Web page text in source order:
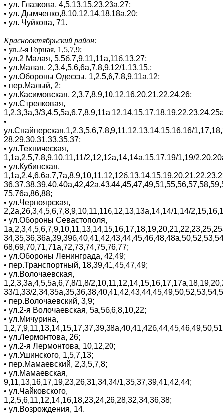
• ул. Глазкова, 4,5,13,15,23,23а,27;
• ул. Дымченко,8,10,12,14,18,18а,20;
• ул. Чуйкова, 71.
Краснооктябрьский район:
• ул.2-я Горная, 1,5,7,9;
• ул.2 Малая, 5,5б,7,9,11,11а,11б,13,27;
• ул.Малая, 2,3,4,5,6,6а,7,8,9,12/1,13,15,;
• ул.Обороны Одессы, 1,2,5,6,7,8,9,11а,12;
• пер.Малый, 2;
• ул.Касимовская, 2,3,7,8,9,10,12,16,20,21,22,24,26;
• ул.Стрелковая,
1,2,3,3а,3/
•
ул.Снайперская,1,2,3,5,6,7,8,9,11,12,13,14,15,16,16/
28,29,30,31,33,35,37;
• ул.Техническая,
1,1а,2,5,7,8,9,10,11,11/2,12,12а,14,14а,15,17,19/1,19/
• ул.Кубинская,
75,76а,86,88;
• ул.Черноярская,
2,2а,2б,3,4,5,6,7,8,9,10,11,11б,12,13,13а,14,14/1,14/
• ул.Обороны Севастополя,
68,69,70,71,71а,72,73,74,75,76,77;
• ул.Обороны Ленинграда, 42,49;
• пер.Транспортный, 18,39,41,45,47,49;
• ул.Волочаевская,
1,2,3,3а,4,5,5а,6,7,8/1,8/
33/1,33/
• пер.Волочаевский, 3,9;
• ул.2-я Волочаевская, 5а,5б,6,8,10,22;
• ул.Мичурина,
• ул.Лермонтова, 26;
• ул.2-я Лермонтова, 10,12,20;
• ул.Ушинского, 1,5,7,13;
• пер.Мамаевский, 2,3,5,7,8;
• ул.Мамаевская,
9,11,13,16,17,19,23,26,31,34,34/1,35,37,39,41,42,44;
• ул.Чайковского,
1,2,5,6,11,12,14,16,18,23,24,26,28,32,34,36,38;
• ул.Возрождения, 14.